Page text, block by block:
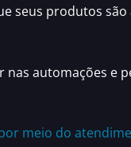
seus produtos
nas automações
meio do